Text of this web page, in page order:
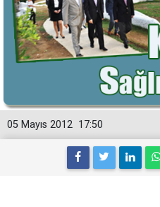
17:50
05 Mayıs 2012